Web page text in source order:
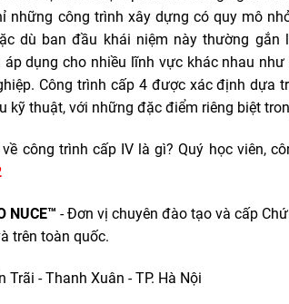
những công trình xây dựng có quy mô
dù ban đầu khái niệm này thường gắn
áp dụng cho nhiều lĩnh vực khác nhau
Công trình cấp 4 được xác định dựa
kỹ thuật, với những đặc điểm riêng biệt
công trình cấp IV là gì? Quý học viên,
NUCE™ - Đơn vị chuyên đào tạo và cấp
trên toàn quốc.
Trãi - Thanh Xuân - TP. Hà Nội